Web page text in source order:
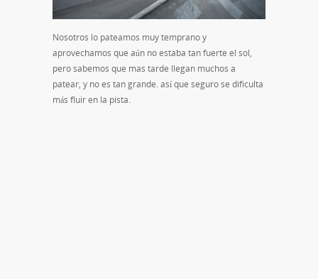
Nosotros lo pateamos muy temprano y
aprovechamos que aún no estaba tan fuerte el sol,
pero sabemos que mas tarde llegan muchos a
patear, y no es tan grande. así que seguro se dificulta
más fluir en la pista.